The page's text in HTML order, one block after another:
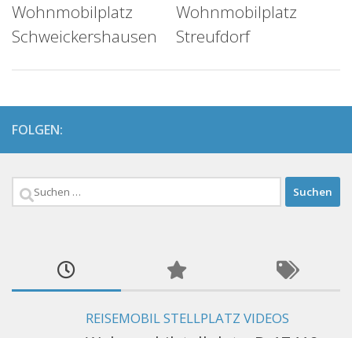
Wohnmobilplatz
Schweickershausen
Wohnmobilplatz
Streufdorf
FOLGEN:
Suchen
REISEMOBIL STELLPLATZ VIDEOS